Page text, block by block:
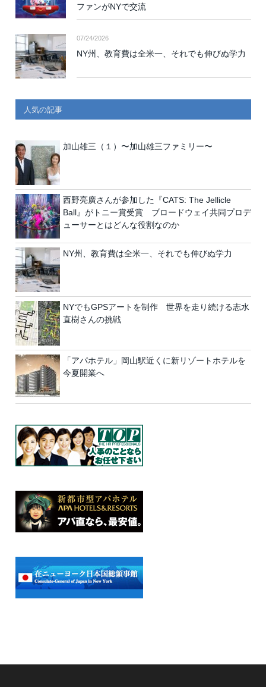
ファンがNYで交流
07/24/2026
NY州、教育費は全米一、それでも伸びぬ学力
人気の記事
加山雄三（１）〜加山雄三ファミリー〜
西野亮廣さんが参加した『CATS: The Jellicle
Ball』がトニー賞受賞 ブロードウェイ共同プロデ
ューサーとはどんな役割なのか
NY州、教育費は全米一、それでも伸びぬ学力
NYでもGPSアートを制作 世界を走り続ける志水
直樹さんの挑戦
「アパホテル」岡山駅近くに新リゾートホテルを
今夏開業へ